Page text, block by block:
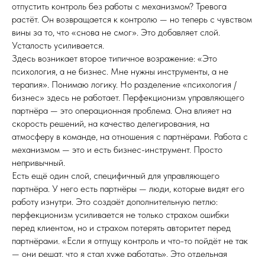
отпустить контроль без работы с механизмом? Тревога
растёт. Он возвращается к контролю — но теперь с чувством
вины за то, что «снова не смог». Это добавляет слой.
Усталость усиливается.
Здесь возникает второе типичное возражение: «Это
психология, а не бизнес. Мне нужны инструменты, а не
терапия». Понимаю логику. Но разделение «психология /
бизнес» здесь не работает. Перфекционизм управляющего
партнёра — это операционная проблема. Она влияет на
скорость решений, на качество делегирования, на
атмосферу в команде, на отношения с партнёрами. Работа с
механизмом — это и есть бизнес-инструмент. Просто
непривычный.
Есть ещё один слой, специфичный для управляющего
партнёра. У него есть партнёры — люди, которые видят его
работу изнутри. Это создаёт дополнительную петлю:
перфекционизм усиливается не только страхом ошибки
перед клиентом, но и страхом потерять авторитет перед
партнёрами. «Если я отпущу контроль и что-то пойдёт не так
— они решат, что я стал хуже работать». Это отдельная